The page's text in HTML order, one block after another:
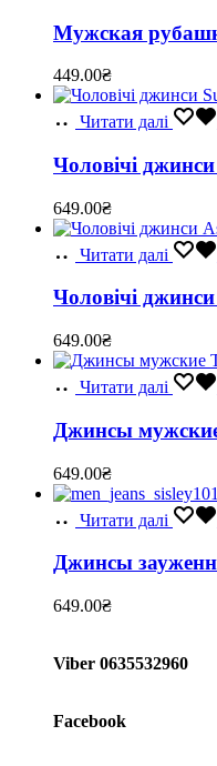
Мужская
449.00₴
Читати далі
Чоловічі
649.00₴
Читати далі
Чоловічі
649.00₴
Читати далі
Джинсы
649.00₴
Читати далі
Джинсы
649.00₴
Viber 0635532960
Facebook